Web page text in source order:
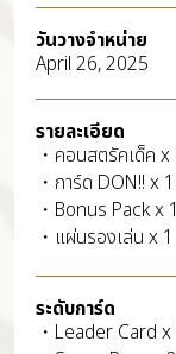
วันวางจำหน่าย
April 26, 2025
รายละเอียด
・คอนสตรัคเด็ค
・การ์ด DON!! x
・Bonus Pack
・แผ่นรองเล่น x 1
ระดับการ์ด
・Leader Card x